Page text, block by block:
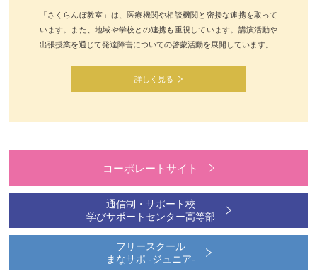
「さくらんぼ教室」は、医療機関や相談機関と密接な連携を取って
います。また、地域や学校との連携も重視しています。講演活動や
出張授業を通じて発達障害についての啓蒙活動を展開しています。
詳しく見る
コーポレートサイト
通信制・サポート校
学びサポートセンター高等部
フリースクール
まなサポ -ジュニア-